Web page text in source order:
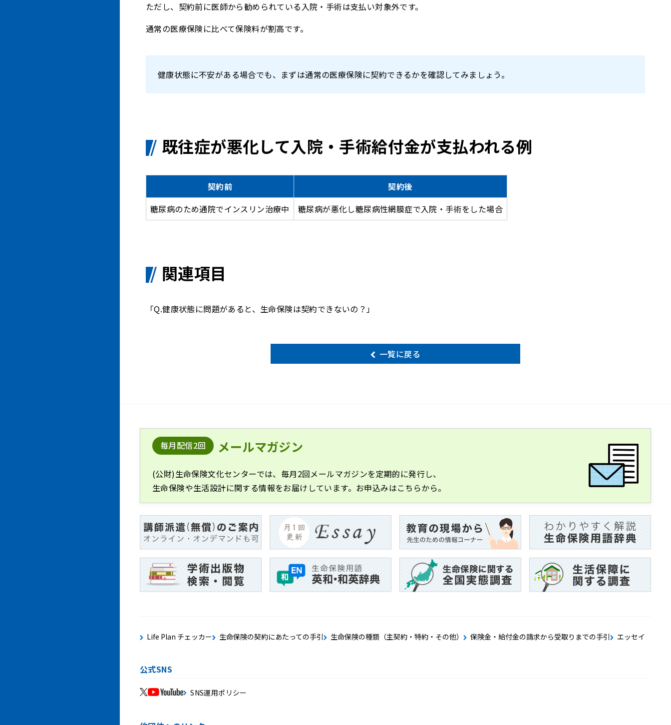
ただし、契約前に医師から勧められている入院・手術は支払い対象外です。
通常の医療保険に比べて保険料が割高です。
健康状態に不安がある場合でも、まずは通常の医療保険に契約できるかを確認してみましょう。
既往症が悪化して入院・手術給付金が支払われる例
契約前
契約後
糖尿病のため通院でインスリン治療中
糖尿病が悪化し糖尿病性網膜症で入院・手術をした場合
関連項目
「Q.健康状態に問題があると、生命保険は契約できないの？」
一覧に戻る
毎月配信2回 メールマガジン
(公財)生命保険文化センターでは、毎月2回メールマガジンを定期的に発行し、
生命保険や生活設計に関する情報をお届けしています。お申込みはこちらから。
Life Plan チェッカー 生命保険の契約にあたっての手引 生命保険の種類（主契約・特約・その他） 保険金・給付金の請求から受取りまでの手引 エッセイ
公式SNS
SNS運用ポリシー